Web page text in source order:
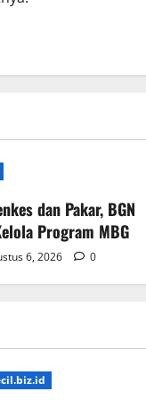
dan Pakar, BGN
Program MBG
6, 2026 0